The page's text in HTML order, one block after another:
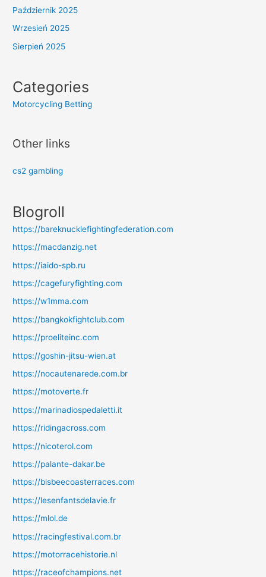
Październik 2025
Wrzesień 2025
Sierpień 2025
Categories
Motorcycling Betting
Other links
cs2 gambling
Blogroll
https://bareknucklefightingfederation.com
https://macdanzig.net
https://iaido-spb.ru
https://cagefuryfighting.com
https://w1mma.com
https://bangkokfightclub.com
https://proeliteinc.com
https://goshin-jitsu-wien.at
https://nocautenarede.com.br
https://motoverte.fr
https://marinadiospedaletti.it
https://ridingacross.com
https://nicoterol.com
https://palante-dakar.be
https://bisbeecoasterraces.com
https://lesenfantsdelavie.fr
https://mlol.de
https://racingfestival.com.br
https://motorracehistorie.nl
https://raceofchampions.net